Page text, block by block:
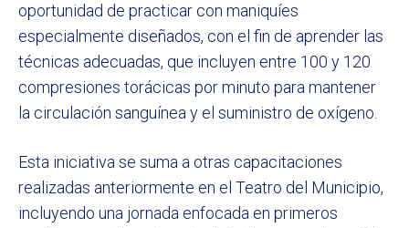
oportunidad de practicar con maniquíes
especialmente diseñados, con el fin de aprender las
técnicas adecuadas, que incluyen entre 100 y 120
compresiones torácicas por minuto para mantener
la circulación sanguínea y el suministro de oxígeno.
Esta iniciativa se suma a otras capacitaciones
realizadas anteriormente en el Teatro del Municipio,
incluyendo una jornada enfocada en primeros